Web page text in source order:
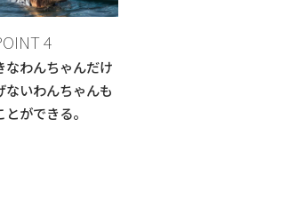
4
なわんちゃんだけ
ないわんちゃんも
ができる。